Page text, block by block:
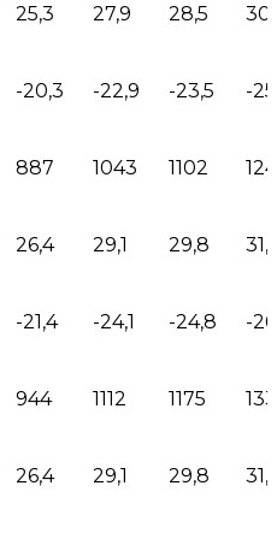
25,3 27,9 28,5
-20,3 -22,9 -23,5 -
887 1043 1102
26,4 29,1 29,8
-21,4 -24,1 -24,8 -
944 1112 1175
26,4 29,1 29,8